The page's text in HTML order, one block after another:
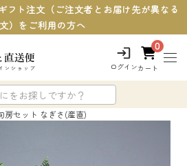
フト注文（ご注文者とお届け先が異なる
）をご利用の方へ
ログイン
0
カート
房セット なぎさ(産直)